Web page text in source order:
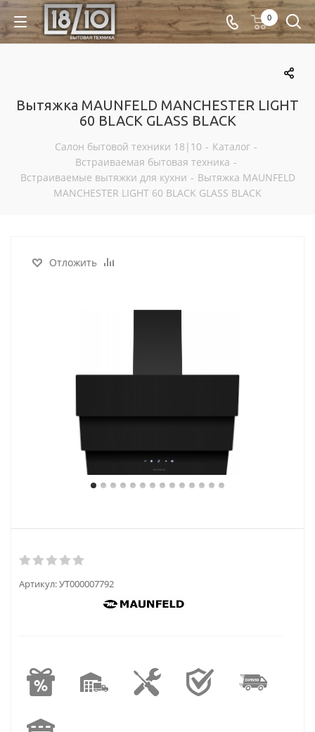
0
Вытяжка MAUNFELD MANCHESTER LIGHT
60 BLACK GLASS BLACK
Салон бытовой техники 18|10 - Каталог -
Встраиваемая бытовая техника -
Встраиваемые вытяжки для кухни - Вытяжка MAUNFELD
MANCHESTER LIGHT 60 BLACK GLASS BLACK
Отложить
Артикул:УТ000007792